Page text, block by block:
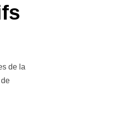
de la